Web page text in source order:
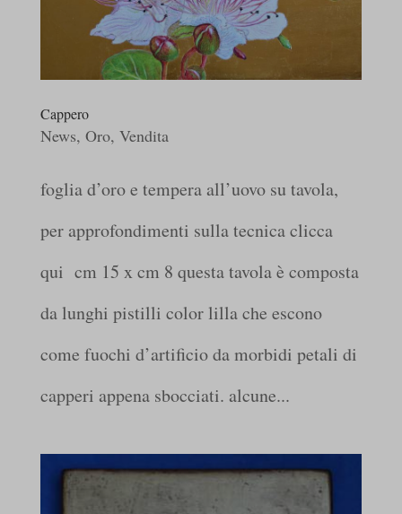
Cappero
News, Oro, Vendita
foglia d’oro e tempera all’uovo su tavola,
per approfondimenti sulla tecnica clicca
qui cm 15 x cm 8 questa tavola è composta
da lunghi pistilli color lilla che escono
come fuochi d’artificio da morbidi petali di
capperi appena sbocciati. alcune...